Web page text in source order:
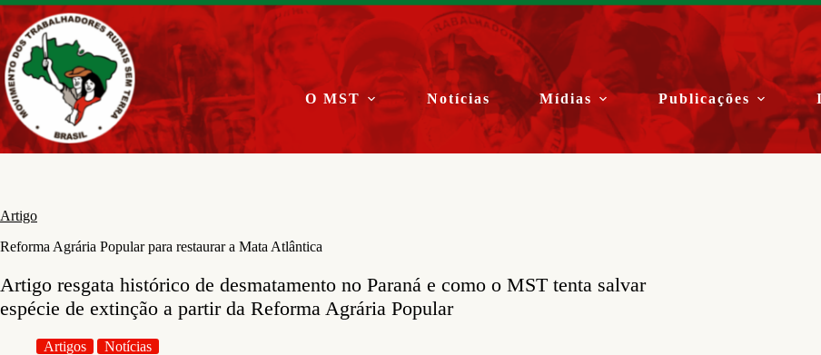
Pular
para
o
conteúdo
O MST Notícias Mídias Publicações
Artigo
Reforma Agrária Popular para restaurar a Mata Atlântica
Artigo resgata histórico de desmatamento no Paraná e como o MST tenta salvar
espécie de extinção a partir da Reforma Agrária Popular
Artigos
Notícias